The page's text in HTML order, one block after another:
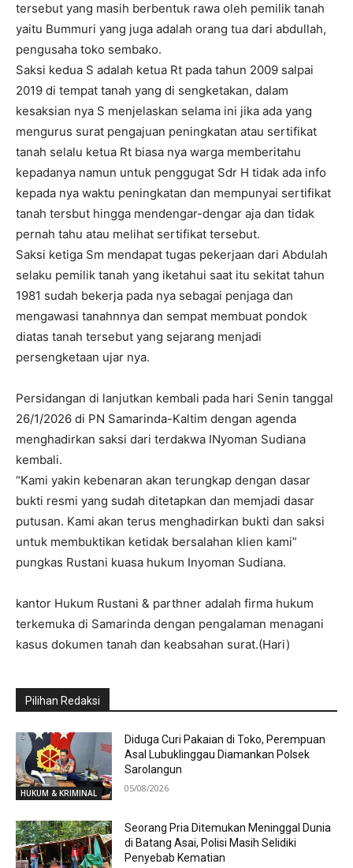
tersebut yang masih berbentuk rawa oleh pemilik tanah
yaitu Bummuri yang juga adalah orang tua dari abdullah,
pengusaha toko sembako.
Saksi kedua S adalah ketua Rt pada tahun 2009 salpai
2019 di tempat tanah yang di sengketakan, dalam
kesaksian nya S menjelaskan selama ini jika ada yang
mengurus surat pengajuan peningkatan atau sertifikat
tanah selalu ketua Rt biasa nya warga memberitahu
kepadanya namun untuk penggugat Sdr H tidak ada info
kepada nya waktu peningkatan dan mempunyai sertifikat
tanah tersbut hingga mendengar-dengar aja dan tidak
pernah tahu atau melihat sertifikat tersebut.
Saksi ketiga Sm mendapat tugas pekerjaan dari Abdulah
selaku pemilik tanah yang iketahui saat itu sekitat tahun
1981 sudah bekerja pada nya sebagai penjaga dan
mengawasi tanahnnya dan sempat membuat pondok
diatas tanah tersebut yang sejarang menjadi
persengketaan ujar nya.
Persidangan di lanjutkan kembali pada hari Senin tanggal
26/1/2026 di PN Samarinda-Kaltim dengan agenda
menghadirkan saksi dari terdakwa INyoman Sudiana
kembali.
“Kami yakin kebenaran akan terungkap dengan dasar
bukti resmi yang sudah ditetapkan dan memjadi dasar
putusan. Kami akan terus menghadirkan bukti dan saksi
untuk membuktikan ketidak bersalahan klien kami”
pungkas Rustani kuasa hukum Inyoman Sudiana.
kantor Hukum Rustani & parthner adalah firma hukum
terkemuka di Samarinda dengan pengalaman menagani
kasus dokumen tanah dan keabsahan surat.(Hari)
Pilihan Redaksi
HUKUM & KRIMINAL
Diduga Curi Pakaian di Toko, Perempuan
Asal Lubuklinggau Diamankan Polsek
Sarolangun
05/08/2026
Seorang Pria Ditemukan Meninggal Dunia
di Batang Asai, Polisi Masih Selidiki
Penyebab Kematian